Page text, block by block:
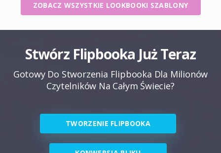
ZOBACZ WSZYSTKIE LOOKBOOKI SZABLONY
Stwórz Flipbooka Już Teraz
Gotowy Do Stworzenia Flipbooka Dla Milionów
Czytelników Na Całym Świecie?
TWORZENIE FLIPBOOKA